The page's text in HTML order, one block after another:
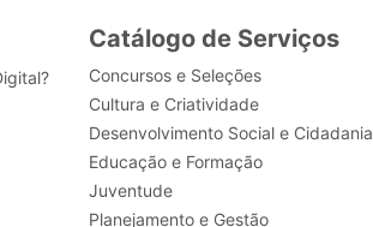
Catálogo de Serviços
Concursos e Seleções
Cultura e Criatividade
Desenvolvimento Social e Cidadania
Educação e Formação
Juventude
Planejamento e Gestão